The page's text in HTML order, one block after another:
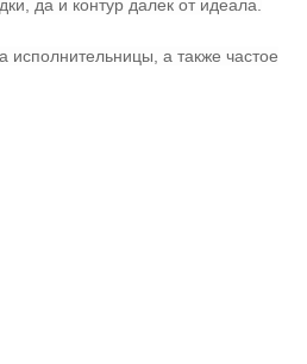
да и контур далек от идеала.
исполнительницы, а также частое